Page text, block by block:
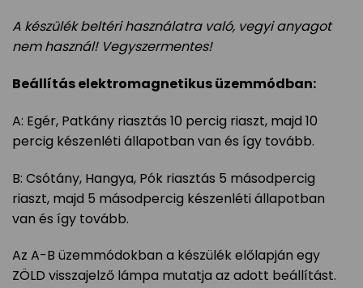
A készülék beltéri használatra való, vegyi anyagot
nem használ! Vegyszermentes!
Beállítás elektromagnetikus üzemmódban:
A: Egér, Patkány riasztás 10 percig riaszt, majd 10
percig készenléti állapotban van és így tovább.
B: Csótány, Hangya, Pók riasztás 5 másodpercig
riaszt, majd 5 másodpercig készenléti állapotban
van és így tovább.
Az A-B üzemmódokban a készülék előlapján egy
ZÖLD visszajelző lámpa mutatja az adott beállítást.